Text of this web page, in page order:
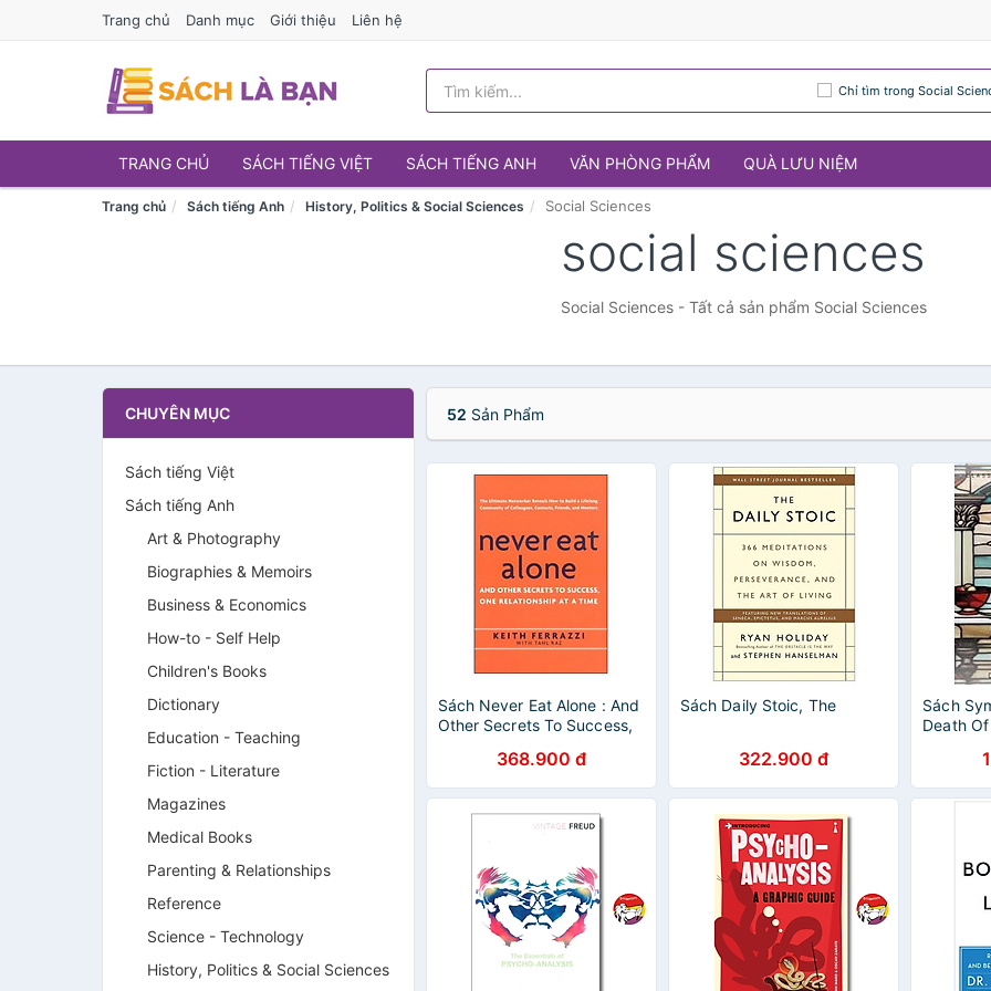
Trang chủ Danh mục Giới thiệu Liên hệ
Chỉ tìm trong Social
TRANG CHỦ SÁCH TIẾNG VIỆT SÁCH TIẾNG ANH VĂN PHÒNG PHẨM QUÀ LƯU NIỆM
Trang chủ Sách tiếng Anh History, Politics & Social Sciences Social Sciences
social sciences
Social Sciences - Tất cả sản phẩm Social Sciences
CHUYÊN MỤC
Sách tiếng Việt
Sách tiếng Anh
Art & Photography
Biographies & Memoirs
Business & Economics
How-to - Self Help
Children's Books
Dictionary
Education - Teaching
Fiction - Literature
Magazines
Medical Books
Parenting & Relationships
Reference
Science - Technology
History, Politics & Social Sciences
52 Sản Phẩm
Sách Never Eat Alone : And
Other Secrets To Success,
368.900 đ
Sách Daily Stoic, The
322.900 đ
Sách
Death